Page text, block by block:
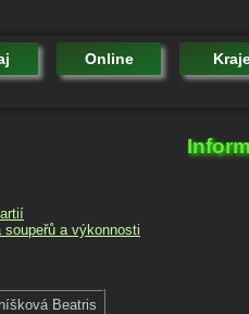
Online
soupeřů a výkonnosti
Beatris